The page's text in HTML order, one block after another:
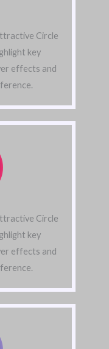
Circle
key
effects and
Circle
key
effects and